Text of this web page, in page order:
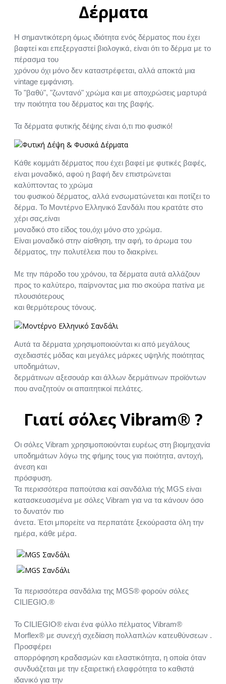
Δέρματα
Η σημαντικότερη όμως ιδιότητα ενός δέρματος που έχει
βαφτεί και επεξεργαστεί βιολογικά, είναι ότι το δέρμα με το
πέρασμα του
χρόνου όχι μόνο δεν καταστρέφεται, αλλά αποκτά μια
vintage εμφάνιση.
Το "βαθύ", "ζωντανό" χρώμα και με αποχρώσεις μαρτυρά
την ποιότητα του δέρματος και της βαφής.
Τα δέρματα φυτικής δέψης είναι ό,τι πιο φυσικό!
Κάθε κομμάτι δέρματος που έχει βαφεί με φυτικές βαφές,
είναι μοναδικό, αφού η βαφή δεν επιστρώνεται
καλύπτοντας το χρώμα
του φυσικού δέρματος, αλλά ενσωματώνεται και ποτίζει το
δέρμα. Το Μοντέρνο Ελληνικό Σανδάλι που κρατάτε στο
χέρι σας,είναι
μοναδικό στο είδος του,όχι μόνο στο χρώμα.
Είναι μοναδικό στην αίσθηση, την αφή, το άρωμα του
δέρματος, την πολυτέλεια που το διακρίνει.
Με την πάροδο του χρόνου, τα δέρματα αυτά αλλάζουν
προς το καλύτερο, παίρνοντας μια πιο σκούρα πατίνα με
πλουσιότερους
και θερμότερους τόνους.
Αυτά τα δέρματα χρησιμοποιούνται κι από μεγάλους
σχεδιαστές μόδας και μεγάλες μάρκες υψηλής ποιότητας
υποδημάτων,
δερμάτινων αξεσουάρ και άλλων δερμάτινων προϊόντων
που αναζητούν οι απαιτητικοί πελάτες.
Γιατί σόλες Vibram® ?
Οι σόλες Vibram χρησιμοποιούνται ευρέως στη βιομηχανία
υποδημάτων λόγω της φήμης τους για ποιότητα, αντοχή,
άνεση και
πρόσφυση.
Τα περισσότερα παπούτσια καί σανδάλια τής MGS είναι
κατασκευασμένα με σόλες Vibram για να τα κάνουν όσο
το δυνατόν πιο
άνετα. Έτσι μπορείτε να περπατάτε ξεκούραστα όλη την
ημέρα, κάθε μέρα.
Τα περισσότερα σανδάλια της MGS® φορούν σόλες
CILIEGIO.®
Το CILIEGIO® είναι ένα φύλλο πέλματος Vibram®
Morflex® με συνεχή σχεδίαση πολλαπλών κατευθύνσεων .
Προσφέρει
απορρόφηση κραδασμών και ελαστικότητα, η οποία όταν
συνδυάζεται με την εξαιρετική ελαφρότητα το καθιστά
ιδανικό για την